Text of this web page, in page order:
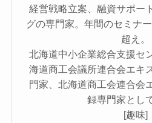
経営戦略立案、融資サポー
グの専門家。年間のセミナ
超え。
北海道中小企業総合支援セ
海道商工会議所連合会エキ
門家、北海道商工会連合会
録専門家とし
[趣味]